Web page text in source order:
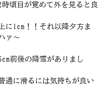
頃目が覚めて外を見ると良
に1cm！！それ以降夕方ま
ァ～
前後の降雪がありまし
通に滑るには気持ちが良い